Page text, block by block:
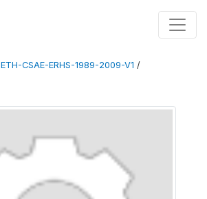
ETH-CSAE-ERHS-1989-2009-V1 /